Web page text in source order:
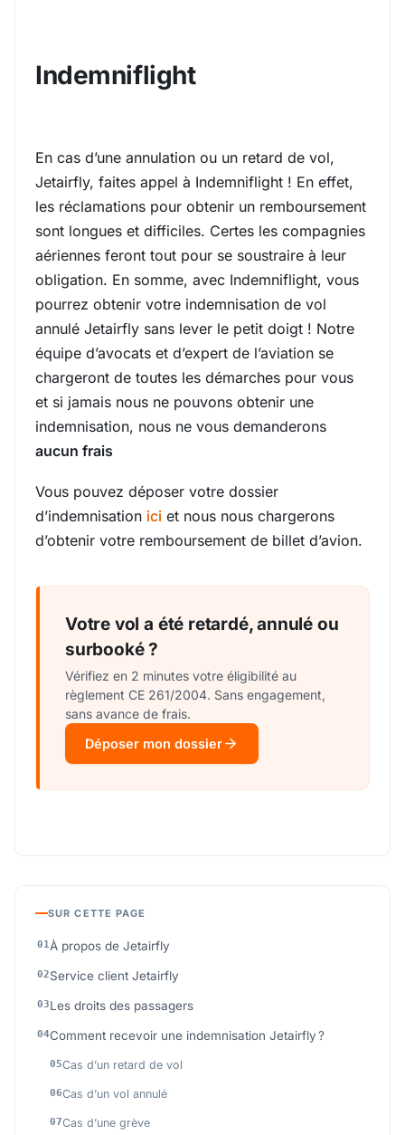
Indemniflight
En cas d’une annulation ou un retard de vol,
Jetairfly, faites appel à Indemniflight ! En effet,
les réclamations pour obtenir un remboursement
sont longues et difficiles. Certes les compagnies
aériennes feront tout pour se soustraire à leur
obligation. En somme, avec Indemniflight, vous
pourrez obtenir votre indemnisation de vol
annulé Jetairfly sans lever le petit doigt ! Notre
équipe d’avocats et d’expert de l’aviation se
chargeront de toutes les démarches pour vous
et si jamais nous ne pouvons obtenir une
indemnisation, nous ne vous demanderons
aucun frais
Vous pouvez déposer votre dossier
d’indemnisation ici et nous nous chargerons
d’obtenir votre remboursement de billet d’avion.
Votre vol a été retardé, annulé ou
surbooké ?
Vérifiez en 2 minutes votre éligibilité au
règlement CE 261/2004. Sans engagement,
sans avance de frais.
Déposer mon dossier
SUR CETTE PAGE
À propos de Jetairfly
Service client Jetairfly
Les droits des passagers
Comment recevoir une indemnisation Jetairfly ?
Cas d’un retard de vol
Cas d’un vol annulé
Cas d’une grève